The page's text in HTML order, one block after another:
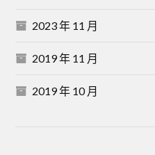
2023 年 11 月
2019 年 11 月
2019 年 10 月